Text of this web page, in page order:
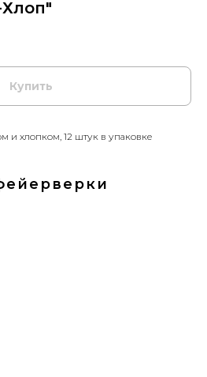
Купить
и хлопком, 12 штук в упаковке